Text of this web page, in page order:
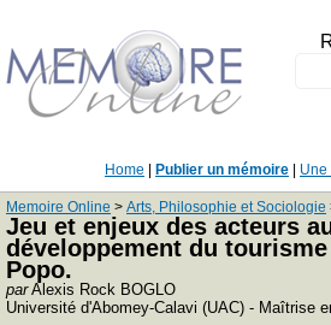
Home Publier un mémoire Une
Memoire Online > Arts, Philosophie et Sociologie
Jeu et enjeux des acteurs
développement du
Popo.
parAlexis Rock BOGLO
Université d'Abomey-Calavi (UAC) - Maîtrise